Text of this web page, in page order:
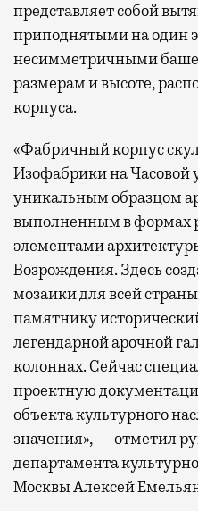
представляет собой
приподнятыми на один
несимметричными
размерам и высоте,
корпуса.
«Фабричный корпус
Изофабрики на Часовой
уникальным образцом
выполненным в формах
элементами
Возрождения. Здесь
мозаики для всей
памятнику
легендарной арочной
колоннах. Сейчас
проектную
объекта культурного
значения», — отметил
департамента
Москвы Алексей